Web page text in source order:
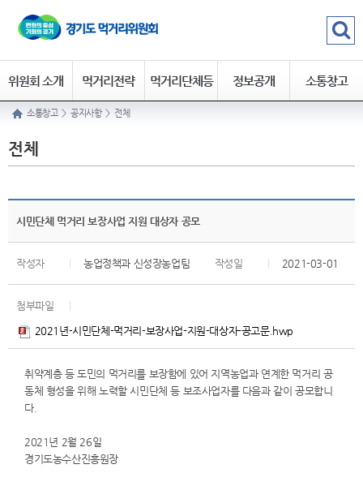
소통창고
정보공개
먹거리단체등
먹거리전략
위원회 소개
소통창고 > 공지사항 > 전체
전체
시민단체 먹거리 보장사업 지원 대상자 공모​​
작성자 농업정책과 신성장농업팀 작성일 2021-03-01
첨부파일
2021년-시민단체-먹거리-보장사업-지원-대상자-공고문.hwp
취약계층 등 도민의 먹거리를 보장함에 있어 지역농업과 연계한 먹거리 공
동체 형성을 위해 노력할 시민단체 등 보조사업자를 다음과 같이 공모합니
다.
2021년 2월 26일
경기도농수산진흥원장​